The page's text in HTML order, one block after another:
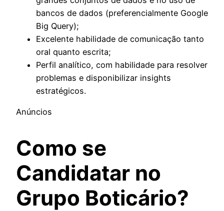
bancos de dados (preferencialmente Google
Big Query);
Excelente habilidade de comunicação tanto
oral quanto escrita;
Perfil analítico, com habilidade para resolver
problemas e disponibilizar insights
estratégicos.
Anúncios
Como se
Candidatar no
Grupo Boticário?